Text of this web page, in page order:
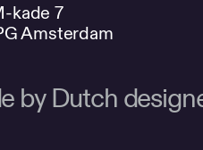
kade 7
Amsterdam
by Dutch